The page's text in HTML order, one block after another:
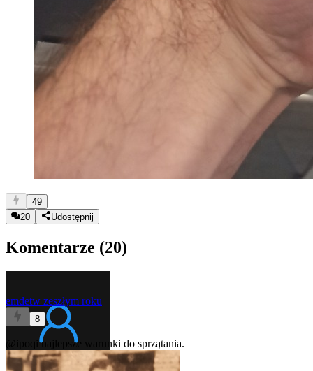
49
20
Udostępnij
Komentarze (20)
emdetw zeszłym roku
8
najlepsze warunki do sprzątania.